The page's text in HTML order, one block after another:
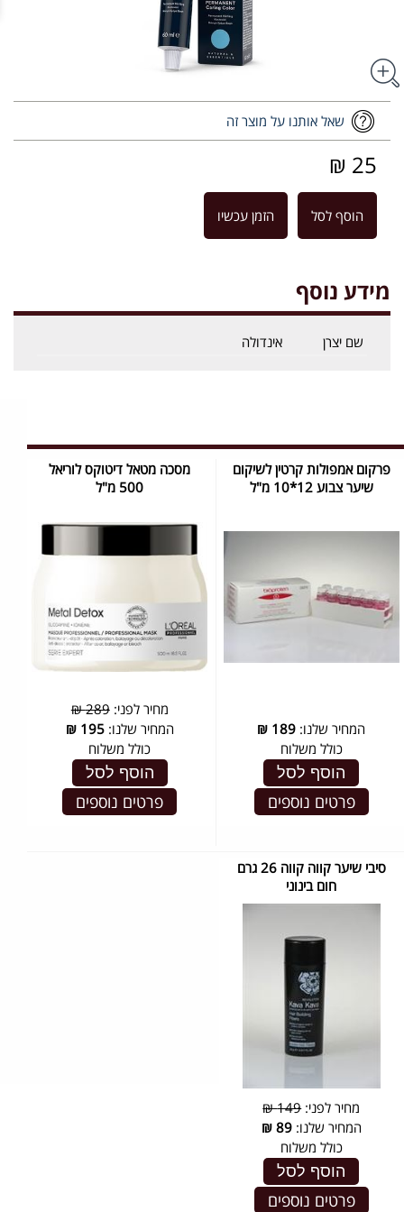
שאל אותנו על מוצר זה
25 ₪
הוסף לסל הזמן עכשיו
מידע נוסף
שם יצרן אינדולה
פרקום אמפולות קרטין לשיקום
שיער צבוע 12*10 מ"ל
המחיר שלנו: 189
₪
כולל משלוח
הוסף לסל
פרטים נוספים
מסכה מטאל דיטוקס לוריאל
500 מ"ל
מחיר לפני:289 ₪
המחיר שלנו:195
₪
כולל משלוח
הוסף לסל
פרטים נוספים
סיבי שיער קווה קווה 26 גרם
חום בינוני
מחיר לפני:149 ₪
המחיר שלנו:89
₪
כולל משלוח
הוסף לסל
פרטים נוספים